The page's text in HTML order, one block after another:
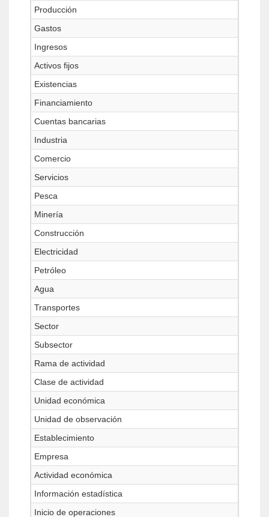
Producción
Gastos
Ingresos
Activos fijos
Existencias
Financiamiento
Cuentas bancarias
Industria
Comercio
Servicios
Pesca
Minería
Construcción
Electricidad
Petróleo
Agua
Transportes
Sector
Subsector
Rama de actividad
Clase de actividad
Unidad económica
Unidad de observación
Establecimiento
Empresa
Actividad económica
Información estadística
Inicio de operaciones